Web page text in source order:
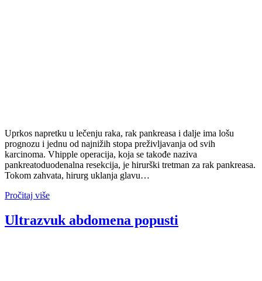
Uprkos napretku u lečenju raka, rak pankreasa i dalje ima lošu
prognozu i jednu od najnižih stopa preživljavanja od svih
karcinoma. Vhipple operacija, koja se takođe naziva
pankreatoduodenalna resekcija, je hirurški tretman za rak pankreasa.
Tokom zahvata, hirurg uklanja glavu…
Pročitaj više
Ultrazvuk abdomena popusti